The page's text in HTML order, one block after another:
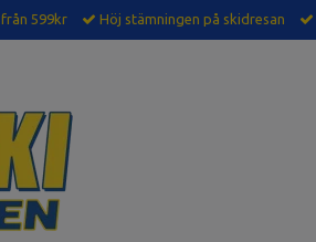
599kr Höj stämningen på skidresan